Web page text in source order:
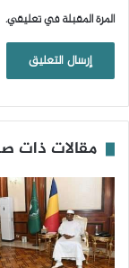
المرة المقبلة في تعليقي.
مقالات ذات